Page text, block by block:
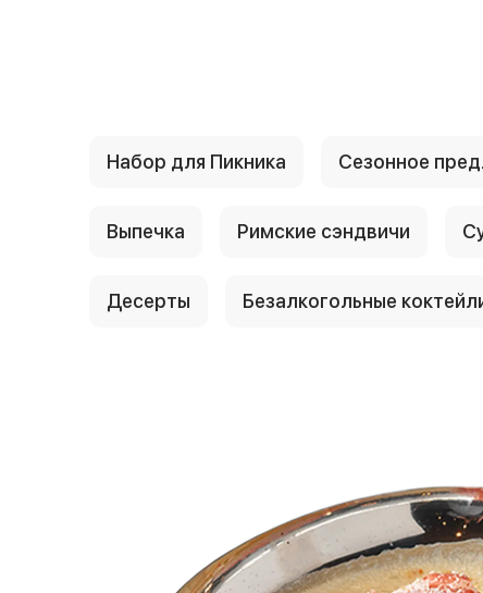
Набор для Пикника Сезонное
Выпечка Римские сэндвичи
Десерты Безалкогольные